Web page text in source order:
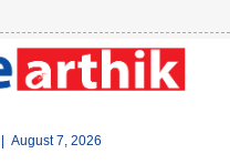
| August 7, 2026